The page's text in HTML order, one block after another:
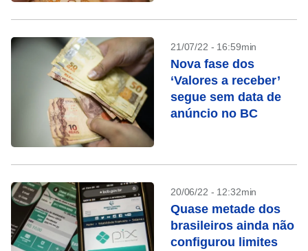
21/07/22 - 16:59min
Nova fase dos
‘Valores a receber’
segue sem data de
anúncio no BC
20/06/22 - 12:32min
Quase metade dos
brasileiros ainda não
configurou limites